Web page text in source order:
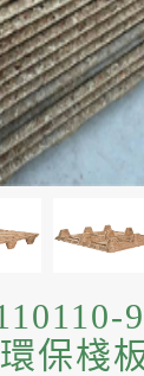
保棧